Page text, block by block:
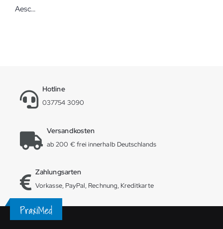
Aesculap Skalpellgriffe Rundgriff verschiedene Längen
Hotline
037754 3090
Versandkosten
ab 200 € frei innerhalb Deutschlands
Zahlungsarten
Vorkasse, PayPal, Rechnung, Kreditkarte